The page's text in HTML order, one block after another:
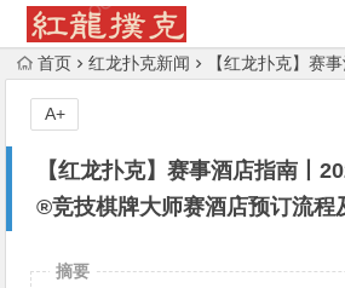
首页 红龙扑克新闻 【红龙扑克】赛事酒店指南丨
【红龙扑克】赛事酒店指南丨
®竞技棋牌大师赛酒店预订流程
A+
摘要